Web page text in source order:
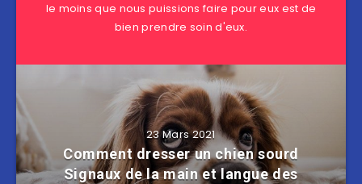
le moins que nous puissions faire pour eux est de
bien prendre soin d'eux.
23 Mars 2021
Comment dresser un chien sourd
Signaux de la main et langue des